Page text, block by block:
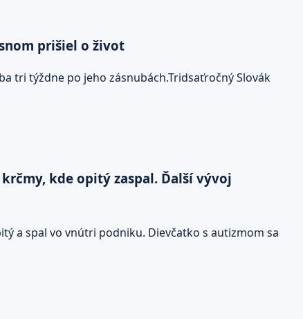
prišiel o život
tri týždne po jeho zásnubách.Tridsaťročný Slovák
kde opitý zaspal. Ďalší vývoj
a spal vo vnútri podniku. Dievčatko s autizmom sa